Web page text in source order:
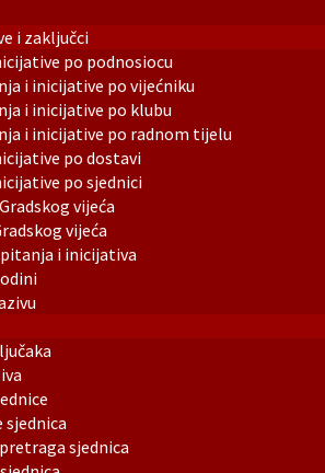
i zaključci
po podnosiocu
i inicijative po vijećniku
i inicijative po klubu
i inicijative po radnom tijelu
po dostavi
po sjednici
vijeća
vijeća
i inicijativa
sjednica
sjednica